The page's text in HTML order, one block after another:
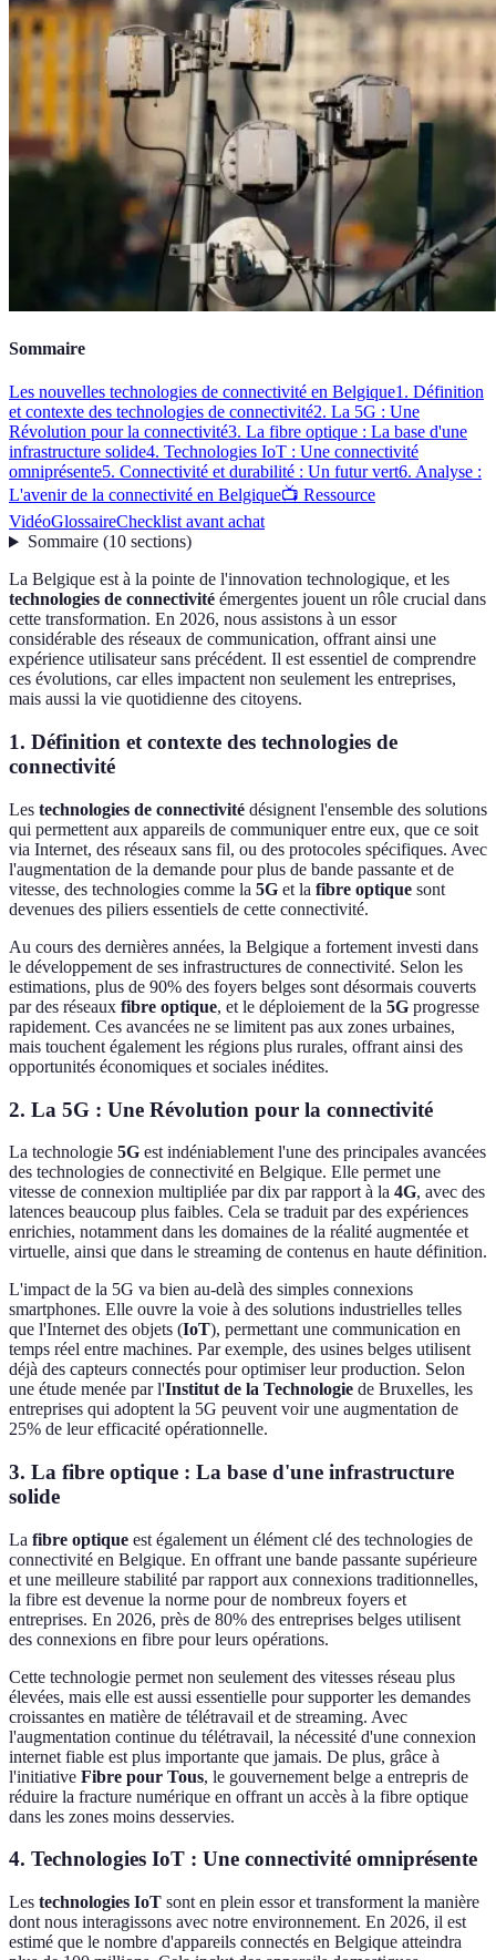
Sommaire
Les nouvelles technologies de connectivité en Belgique1. Définition
et contexte des technologies de connectivité2. La 5G : Une
Révolution pour la connectivité3. La fibre optique : La base d'une
infrastructure solide4. Technologies IoT : Une connectivité
omniprésente5. Connectivité et durabilité : Un futur vert6. Analyse :
L'avenir de la connectivité en Belgique📺 Ressource
VidéoGlossaireChecklist avant achat
Sommaire(10 sections)
La Belgique est à la pointe de l'innovation technologique, et les
technologies de connectivité émergentes jouent un rôle crucial dans
cette transformation. En 2026, nous assistons à un essor
considérable des réseaux de communication, offrant ainsi une
expérience utilisateur sans précédent. Il est essentiel de comprendre
ces évolutions, car elles impactent non seulement les entreprises,
mais aussi la vie quotidienne des citoyens.
1. Définition et contexte des technologies de
connectivité
Les technologies de connectivité désignent l'ensemble des solutions
qui permettent aux appareils de communiquer entre eux, que ce soit
via Internet, des réseaux sans fil, ou des protocoles spécifiques. Avec
l'augmentation de la demande pour plus de bande passante et de
vitesse, des technologies comme la 5G et la fibre optique sont
devenues des piliers essentiels de cette connectivité.
Au cours des dernières années, la Belgique a fortement investi dans
le développement de ses infrastructures de connectivité. Selon les
estimations, plus de 90% des foyers belges sont désormais couverts
par des réseaux fibre optique, et le déploiement de la 5G progresse
rapidement. Ces avancées ne se limitent pas aux zones urbaines,
mais touchent également les régions plus rurales, offrant ainsi des
opportunités économiques et sociales inédites.
2. La 5G : Une Révolution pour la connectivité
La technologie 5G est indéniablement l'une des principales avancées
des technologies de connectivité en Belgique. Elle permet une
vitesse de connexion multipliée par dix par rapport à la 4G, avec des
latences beaucoup plus faibles. Cela se traduit par des expériences
enrichies, notamment dans les domaines de la réalité augmentée et
virtuelle, ainsi que dans le streaming de contenus en haute définition.
L'impact de la 5G va bien au-delà des simples connexions
smartphones. Elle ouvre la voie à des solutions industrielles telles
que l'Internet des objets (IoT), permettant une communication en
temps réel entre machines. Par exemple, des usines belges utilisent
déjà des capteurs connectés pour optimiser leur production. Selon
une étude menée par l'Institut de la Technologie de Bruxelles, les
entreprises qui adoptent la 5G peuvent voir une augmentation de
25% de leur efficacité opérationnelle.
3. La fibre optique : La base d'une infrastructure
solide
La fibre optique est également un élément clé des technologies de
connectivité en Belgique. En offrant une bande passante supérieure
et une meilleure stabilité par rapport aux connexions traditionnelles,
la fibre est devenue la norme pour de nombreux foyers et
entreprises. En 2026, près de 80% des entreprises belges utilisent
des connexions en fibre pour leurs opérations.
Cette technologie permet non seulement des vitesses réseau plus
élevées, mais elle est aussi essentielle pour supporter les demandes
croissantes en matière de télétravail et de streaming. Avec
l'augmentation continue du télétravail, la nécessité d'une connexion
internet fiable est plus importante que jamais. De plus, grâce à
l'initiative Fibre pour Tous, le gouvernement belge a entrepris de
réduire la fracture numérique en offrant un accès à la fibre optique
dans les zones moins desservies.
4. Technologies IoT : Une connectivité omniprésente
Les technologies IoT sont en plein essor et transforment la manière
dont nous interagissons avec notre environnement. En 2026, il est
estimé que le nombre d'appareils connectés en Belgique atteindra